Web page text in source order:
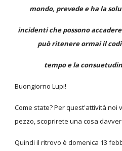
mondo, prevede e ha la
incidenti che possono
può ritenere ormai il
tempo e la
Buongiorno Lupi!
Come state? Per quest'attività noi
pezzo, scoprirete una cosa
Quindi il ritrovo è domenica 13